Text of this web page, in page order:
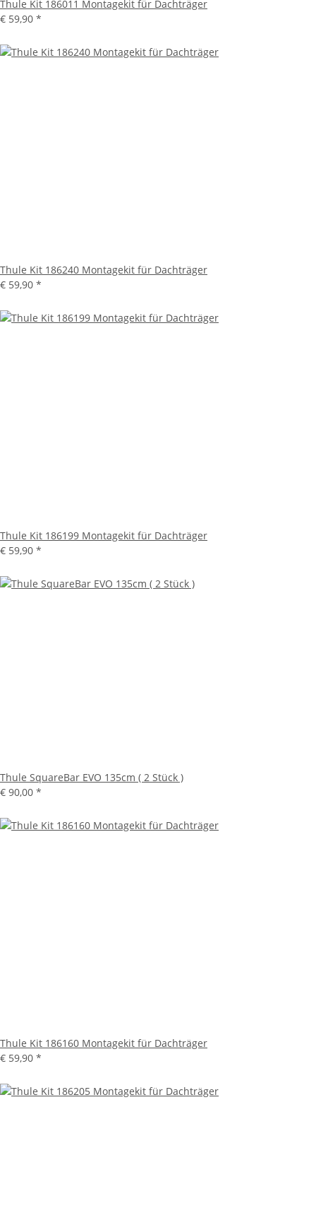
Thule Kit 186011 Montagekit für Dachträger
€ 59,90 *
Thule Kit 186240 Montagekit für Dachträger
€ 59,90 *
Thule Kit 186199 Montagekit für Dachträger
€ 59,90 *
Thule SquareBar EVO 135cm ( 2 Stück )
€ 90,00 *
Thule Kit 186160 Montagekit für Dachträger
€ 59,90 *